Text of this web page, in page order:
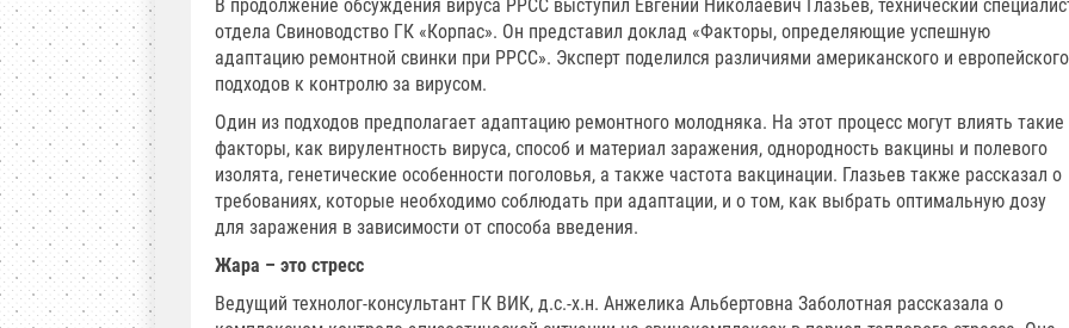
В продолжение обсуждения вируса РРСС выступил Евгений Николаевич Глазьев, технический
отдела Свиноводство ГК «Корпас». Он представил доклад «Факторы, определяющие успешную
адаптацию ремонтной свинки при РРСС». Эксперт поделился различиями американского и европейского
подходов к контролю за вирусом.
Один из подходов предполагает адаптацию ремонтного молодняка. На этот процесс могут влиять такие
факторы, как вирулентность вируса, способ и материал заражения, однородность вакцины и полевого
изолята, генетические особенности поголовья, а также частота вакцинации. Глазьев также рассказал о
требованиях, которые необходимо соблюдать при адаптации, и о том, как выбрать оптимальную дозу
для заражения в зависимости от способа введения.
Жара – это стресс
Ведущий технолог-консультант ГК ВИК, д.с.-х.н. Анжелика Альбертовна Заболотная рассказала о